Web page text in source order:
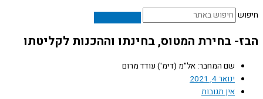
בחירת המטוס, בחינתו וההכנות לקליטתו
שם המחבר: אל"מ (דימ') עודד מרום
ינואר 4, 2021
אין תגובות